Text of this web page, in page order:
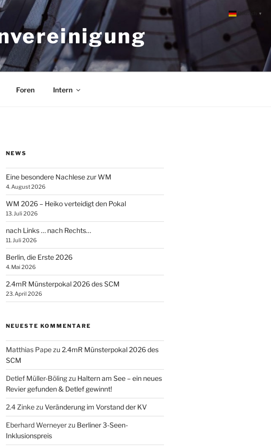
Foren Intern
NEWS
Eine besondere Nachlese zur WM
4. August 2026
WM 2026 – Heiko verteidigt den Pokal
13. Juli 2026
nach Links … nach Rechts…
11. Juli 2026
Berlin, die Erste 2026
4. Mai 2026
2.4mR Münsterpokal 2026 des SCM
23. April 2026
NEUESTE KOMMENTARE
Matthias Papezu 2.4mR Münsterpokal 2026 des
SCM
Detlef Müller-Bölingzu Haltern am See – ein neues
Revier gefunden & Detlef gewinnt!
2.4 Zinkezu Veränderung im Vorstand der KV
Eberhard Werneyerzu Berliner 3-Seen-
Inklusionspreis
▼